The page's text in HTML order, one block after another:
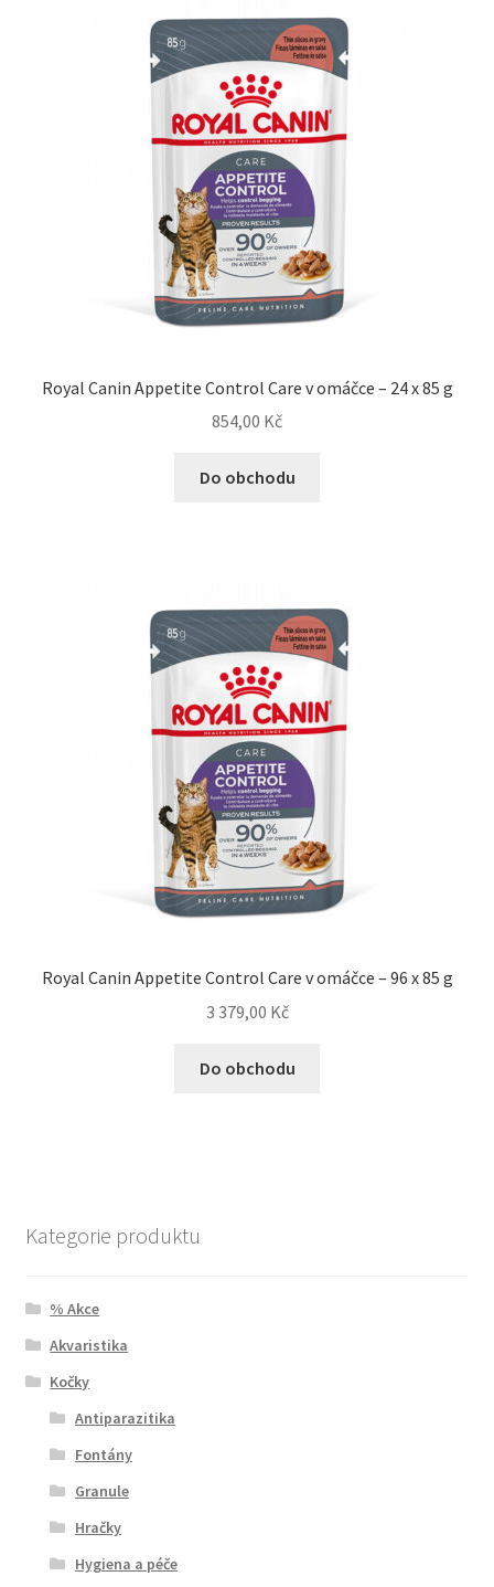
Royal Canin Appetite Control Care v omáčce – 24 x 85 g
854,00 Kč
Do obchodu
Royal Canin Appetite Control Care v omáčce – 96 x 85 g
3 379,00 Kč
Do obchodu
Kategorie produktu
% Akce
Akvaristika
Kočky
Antiparazitika
Fontány
Granule
Hračky
Hygiena a péče